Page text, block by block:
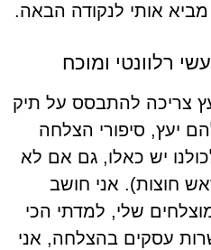
אותי לנקודה הבאה.
רלוונטי ומוכח
צריכה להתבסס על תיק
יעץ, סיפורי הצלחה
יש כאלו, גם אם לא
חוצות). אני חושב
שלי, למדתי הכי
עסקים בהצלחה, אני